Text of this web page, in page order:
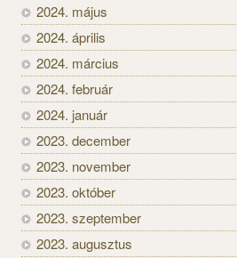
2024. május
2024. április
2024. március
2024. február
2024. január
2023. december
2023. november
2023. október
2023. szeptember
2023. augusztus